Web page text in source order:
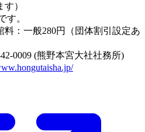
）
す。
料：一般280円（団体割引設定あ
0009 (熊野本宮大社社務所)